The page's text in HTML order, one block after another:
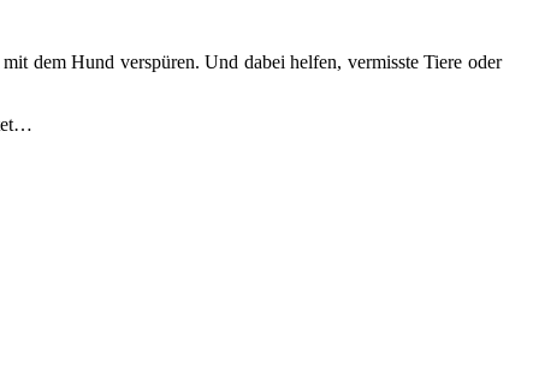
dem Hund verspüren. Und dabei helfen, vermisste Tiere oder